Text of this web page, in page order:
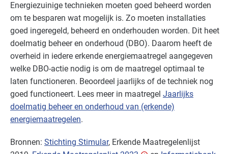
Energiezuinige technieken moeten goed beheerd worden
om te besparen wat mogelijk is. Zo moeten installaties
goed ingeregeld, beheerd en onderhouden worden. Dit heet
doelmatig beheer en onderhoud (DBO). Daarom heeft de
overheid in iedere erkende energiemaatregel aangegeven
welke DBO-actie nodig is om de maatregel optimaal te
laten functioneren. Beoordeel jaarlijks of de techniek nog
goed functioneert. Lees meer in maatregel Jaarlijks
doelmatig beheer en onderhoud van (erkende)
energiemaatregelen.
Bronnen: Stichting Stimular, Erkende Maatregelenlijst